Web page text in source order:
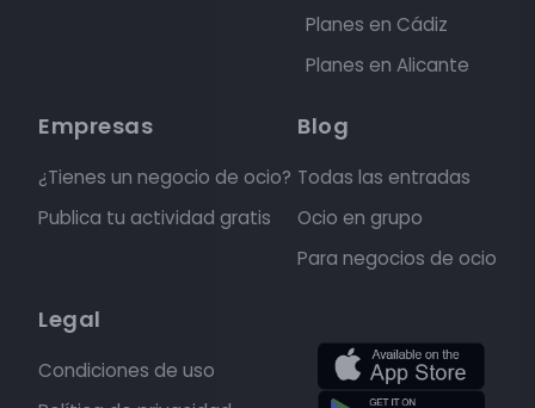
Planes en Cádiz
Planes en Alicante
Empresas
¿Tienes un negocio de ocio?
Publica tu actividad gratis
Blog
Todas las entradas
Ocio en grupo
Para negocios de ocio
Legal
Condiciones de uso